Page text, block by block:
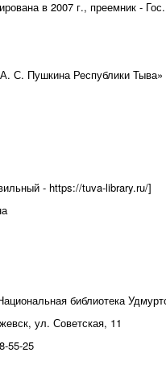
в 2007 г., преемник -
С. Пушкина Республики Тыва»
- https://tuva-library.ru/]
библиотека
ул. Советская, 11
55-25